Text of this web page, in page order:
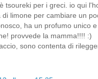
tsoureki per i greci. io qui
di limone per cambiare un
ha un profumo unico
provvede la mamma!!!! :)
sono contenta di